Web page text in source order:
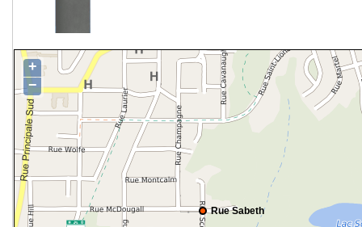
Rue Sabeth
+
−